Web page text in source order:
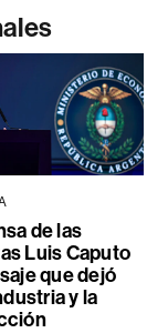
de las
Luis Caputo
que dejó
y la